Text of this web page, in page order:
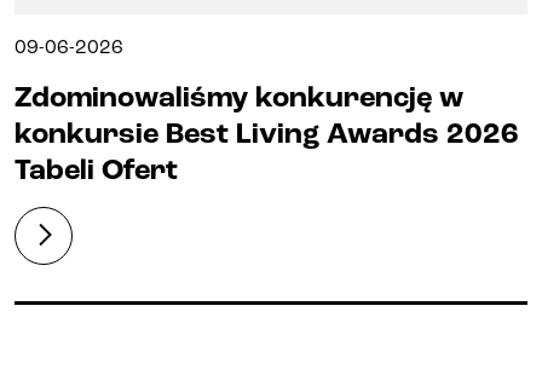
09-06-2026
Zdominowaliśmy konkurencję w
konkursie Best Living Awards 2026
Tabeli Ofert